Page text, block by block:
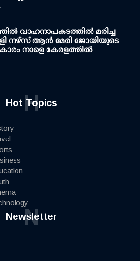
വാഹനാപകടത്തിൽ മരിച്ച
നഴ്സ് ആൻ മേരി ജോയിയുടെ
നാളെ കേരളത്തിൽ
Hot Topics
H
Newsletter
N